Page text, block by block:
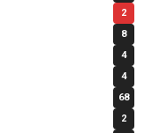
2
8
4
4
68
2